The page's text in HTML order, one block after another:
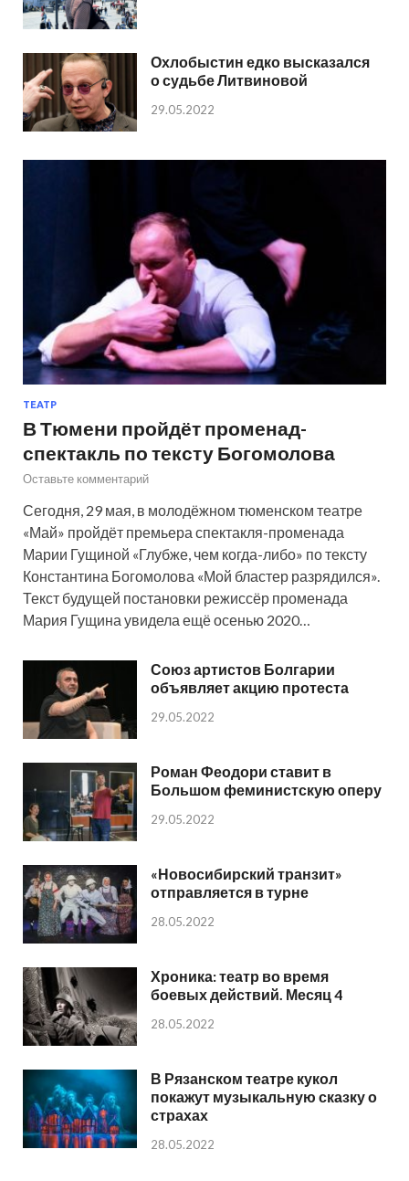
Охлобыстин едко высказался
о судьбе Литвиновой
29.05.2022
ТЕАТР
В Тюмени пройдёт променад-
спектакль по тексту Богомолова
Оставьте комментарий
Сегодня, 29 мая, в молодёжном тюменском театре
«Май» пройдёт премьера спектакля-променада
Марии Гущиной «Глубже, чем когда-либо» по тексту
Константина Богомолова «Мой бластер разрядился».
Текст будущей постановки режиссёр променада
Мария Гущина увидела ещё осенью 2020…
Союз артистов Болгарии
объявляет акцию протеста
29.05.2022
Роман Феодори ставит в
Большом феминистскую оперу
29.05.2022
«Новосибирский транзит»
отправляется в турне
28.05.2022
Хроника: театр во время
боевых действий. Месяц 4
28.05.2022
В Рязанском театре кукол
покажут музыкальную сказку о
страхах
28.05.2022